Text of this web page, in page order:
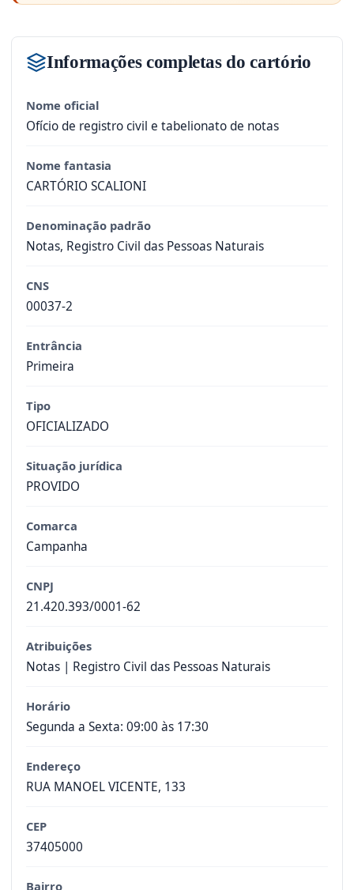
Informações completas do cartório
Nome oficial
Ofício de registro civil e tabelionato de notas
Nome fantasia
CARTÓRIO SCALIONI
Denominação padrão
Notas, Registro Civil das Pessoas Naturais
CNS
00037-2
Entrância
Primeira
Tipo
OFICIALIZADO
Situação jurídica
PROVIDO
Comarca
Campanha
CNPJ
21.420.393/0001-62
Atribuições
Notas | Registro Civil das Pessoas Naturais
Horário
Segunda a Sexta: 09:00 às 17:30
Endereço
RUA MANOEL VICENTE, 133
CEP
37405000
Bairro